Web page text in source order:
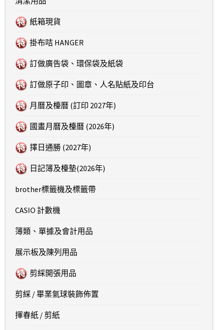
紙箱現貨
掛布咭 HANGER
訂做廣告袋、環保袋及紙袋
訂做原子印、圖章、人名貼紙及印台
月曆及檯曆 (訂印 2027年)
國畫月曆及檯曆 (2026年)
擇日通勝 (2027年)
日記簿及檯墊(2026年)
brother標籤機及標籤帶
CASIO 計數機
簿類、單據及會計用品
展示板及陳列用品
剪綵開張用品
剪綵 / 畢業氣球裝飾佈置
揮春紙 / 剪紙